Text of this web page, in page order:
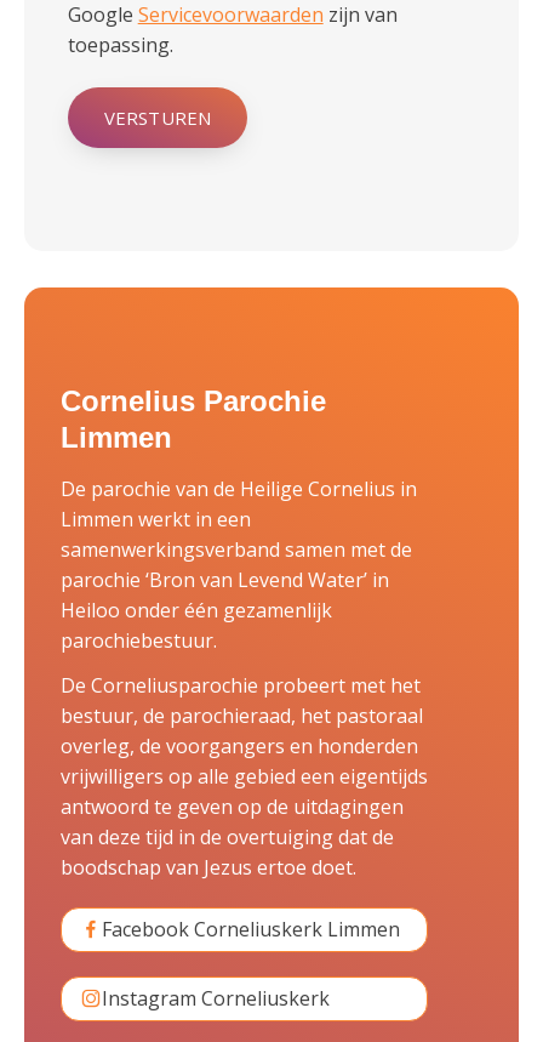
Google Servicevoorwaarden zijn van
toepassing.
VERSTUREN
Cornelius Parochie
Limmen
De parochie van de Heilige Cornelius in
Limmen werkt in een
samenwerkingsverband samen met de
parochie ‘Bron van Levend Water’ in
Heiloo onder één gezamenlijk
parochiebestuur.
De Corneliusparochie probeert met het
bestuur, de parochieraad, het pastoraal
overleg, de voorgangers en honderden
vrijwilligers op alle gebied een eigentijds
antwoord te geven op de uitdagingen
van deze tijd in de overtuiging dat de
boodschap van Jezus ertoe doet.
Facebook Corneliuskerk Limmen
Instagram Corneliuskerk